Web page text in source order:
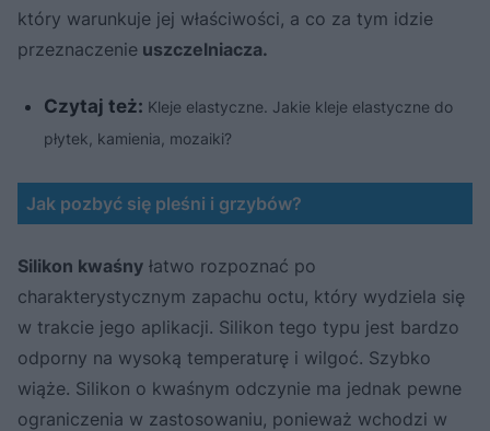
który warunkuje jej właściwości, a co za tym idzie
przeznaczenie uszczelniacza.
Czytaj też: Kleje elastyczne. Jakie kleje elastyczne do
płytek, kamienia, mozaiki?
Jak pozbyć się pleśni i grzybów?
Silikon kwaśny łatwo rozpoznać po
charakterystycznym zapachu octu, który wydziela się
w trakcie jego aplikacji. Silikon tego typu jest bardzo
odporny na wysoką temperaturę i wilgoć. Szybko
wiąże. Silikon o kwaśnym odczynie ma jednak pewne
ograniczenia w zastosowaniu, ponieważ wchodzi w